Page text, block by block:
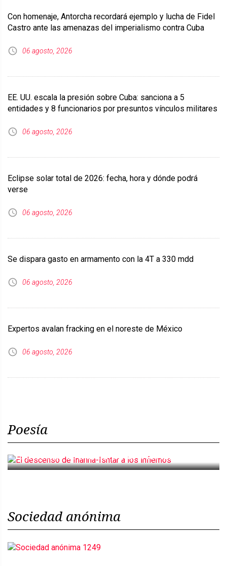
Con homenaje, Antorcha recordará ejemplo y lucha de Fidel
Castro ante las amenazas del imperialismo contra Cuba
06 agosto, 2026
EE. UU. escala la presión sobre Cuba: sanciona a 5
entidades y 8 funcionarios por presuntos vínculos militares
06 agosto, 2026
Eclipse solar total de 2026: fecha, hora y dónde podrá
verse
06 agosto, 2026
Se dispara gasto en armamento con la 4T a 330 mdd
06 agosto, 2026
Expertos avalan fracking en el noreste de México
06 agosto, 2026
Poesía
El descenso de Inanna-Ishtar a los infiernos
Sociedad anónima